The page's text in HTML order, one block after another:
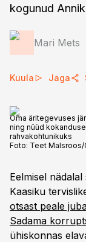
kogunud
Mari Mets
Kuula Jaga
Oma äritegevuses
ning nüüd
rahvakohtunikuks
Foto: Teet
Eelmisel
Kaasiku
otsast peale
Sadama
ühiskonnas